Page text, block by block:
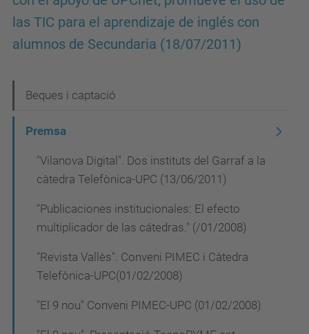
las TIC para el aprendizaje de inglés con
alumnos de Secundaria (18/07/2011)
a
Beques i captació
Premsa
"Vilanova Digital". Dos instituts del Garraf a la
càtedra Telefònica-UPC (13/06/2011)
"Publicaciones institucionales: El efecto
multiplicador de las cátedras." (/01/2008)
"Revista Vallès". Conveni PIMEC i Càtedra
Telefònica-UPC(01/02/2008)
"El 9 nou" Conveni PIMEC-UPC (01/02/2008)